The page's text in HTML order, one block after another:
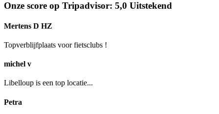
Onze score op Tripadvisor: 5,0 Uitstekend
Mertens D HZ
Topverblijfplaats voor fietsclubs !
michel v
Libelloup is een top locatie...
Petra